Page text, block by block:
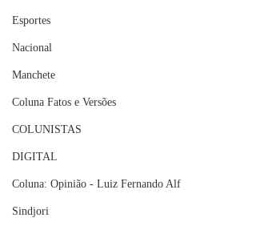
Esportes
Nacional
Manchete
Coluna Fatos e Versões
COLUNISTAS
DIGITAL
Coluna: Opinião - Luiz Fernando Alf
Sindjori